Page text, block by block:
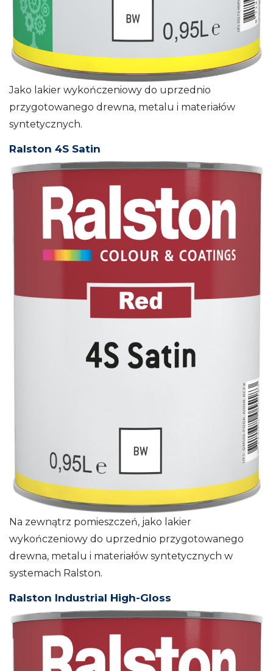
Jako lakier wykończeniowy do uprzednio
przygotowanego drewna, metalu i materiałów
syntetycznych.
Ralston 4S Satin
Na zewnątrz pomieszczeń, jako lakier
wykończeniowy do uprzednio przygotowanego
drewna, metalu i materiałów syntetycznych w
systemach Ralston.
Ralston Industrial High-Gloss